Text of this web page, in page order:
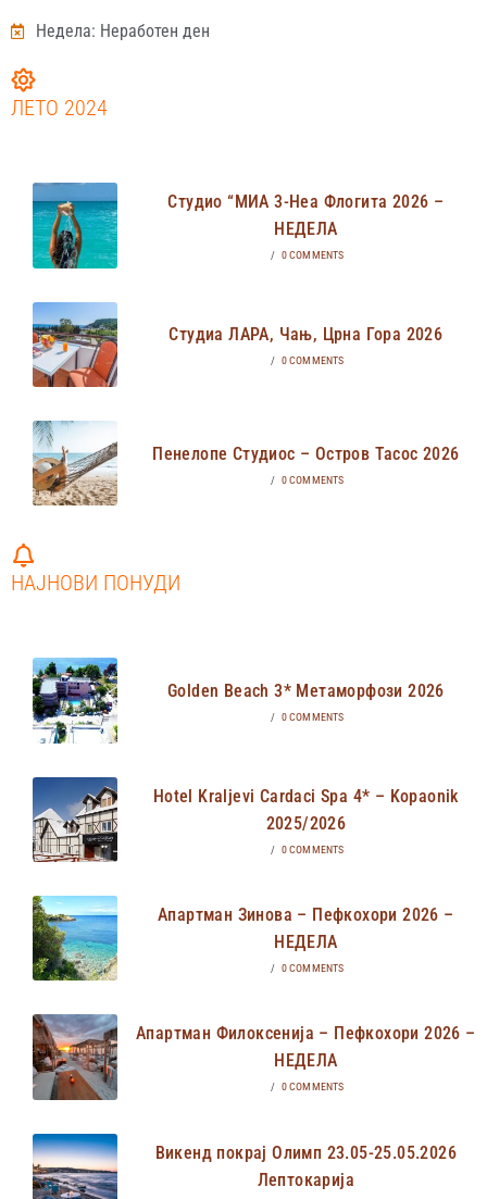
Недела: Неработен ден
ЛЕТО 2024
Студио “МИА 3-Неа Флогита 2026 –
НЕДЕЛА
/ 0 COMMENTS
Студиа ЛАРА, Чањ, Црна Гора 2026
/ 0 COMMENTS
Пенелопе Студиос – Остров Тасос 2026
/ 0 COMMENTS
НАЈНОВИ ПОНУДИ
Golden Beach 3* Метаморфози 2026
/ 0 COMMENTS
Hotel Kraljevi Cardaci Spa 4* – Kopaonik
2025/2026
/ 0 COMMENTS
Апартман Зинова – Пефкохори 2026 –
НЕДЕЛА
/ 0 COMMENTS
Апартман Филоксенија – Пефкохори 2026 –
НЕДЕЛА
/ 0 COMMENTS
Викенд покрај Олимп 23.05-25.05.2026
Лептокарија